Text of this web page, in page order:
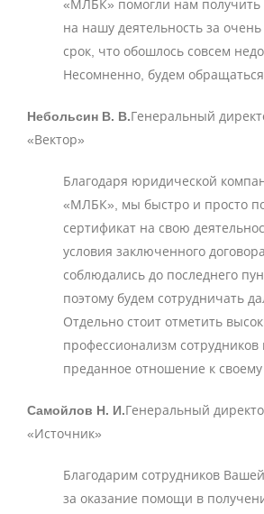
«МЛБК» помогли нам получить
на нашу деятельность за очень
срок, что обошлось совсем
Несомненно, будем
Небольсин В. В.Генеральный
«Вектор»
Благодаря юридической
«МЛБК», мы быстро и просто
сертификат на свою
условия заключенного договора
соблюдались до последнего
поэтому будем сотрудничать
Отдельно стоит отметить
профессионализм сотрудников
преданное отношение к своему
Самойлов Н. И.Генеральный
«Источник»
Благодарим сотрудников
за оказание помощи в